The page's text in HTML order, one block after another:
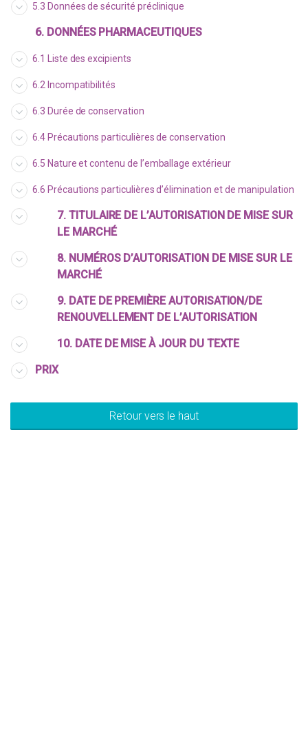
5.3 Données de sécurité préclinique
6. DONNÉES PHARMACEUTIQUES
6.1 Liste des excipients
6.2 Incompatibilités
6.3 Durée de conservation
6.4 Précautions particulières de conservation
6.5 Nature et contenu de l’emballage extérieur
6.6 Précautions particulières d’élimination et de manipulation
7. TITULAIRE DE L’AUTORISATION DE MISE SUR
LE MARCHÉ
8. NUMÉROS D’AUTORISATION DE MISE SUR LE
MARCHÉ
9. DATE DE PREMIÈRE AUTORISATION/DE
RENOUVELLEMENT DE L’AUTORISATION
10. DATE DE MISE À JOUR DU TEXTE
PRIX
Retour vers le haut